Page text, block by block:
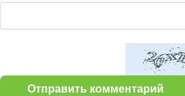
Отправить комментарий